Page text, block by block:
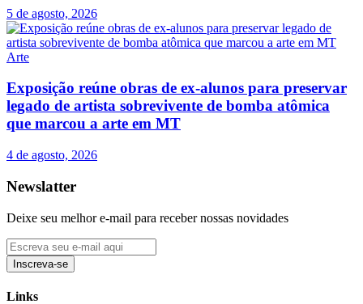
5 de agosto, 2026
Arte
Exposição reúne obras de ex-alunos para preservar
legado de artista sobrevivente de bomba atômica
que marcou a arte em MT
4 de agosto, 2026
Newslatter
Deixe seu melhor e-mail para receber nossas novidades
Inscreva-se
Links